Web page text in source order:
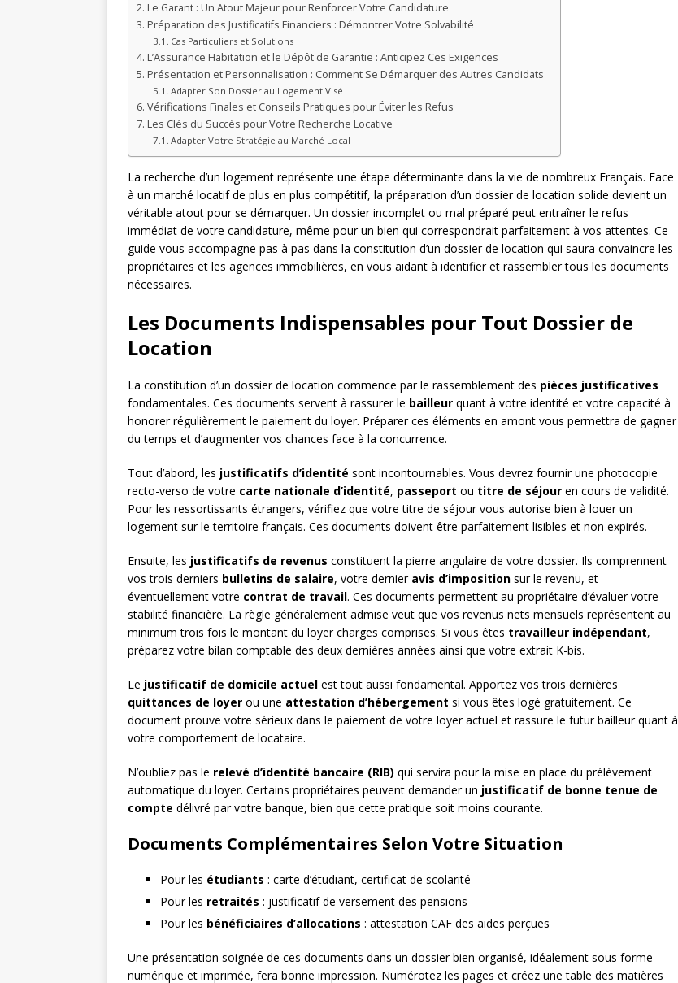
Le Garant : Un Atout Majeur pour Renforcer Votre Candidature
Préparation des Justificatifs Financiers : Démontrer Votre Solvabilité
Cas Particuliers et Solutions
L’Assurance Habitation et le Dépôt de Garantie : Anticipez Ces Exigences
Présentation et Personnalisation : Comment Se Démarquer des Autres Candidats
Adapter Son Dossier au Logement Visé
Vérifications Finales et Conseils Pratiques pour Éviter les Refus
Les Clés du Succès pour Votre Recherche Locative
Adapter Votre Stratégie au Marché Local
La recherche d’un logement représente une étape déterminante dans la vie de nombreux Français. Face
à un marché locatif de plus en plus compétitif, la préparation d’un dossier de location solide devient un
véritable atout pour se démarquer. Un dossier incomplet ou mal préparé peut entraîner le refus
immédiat de votre candidature, même pour un bien qui correspondrait parfaitement à vos attentes. Ce
guide vous accompagne pas à pas dans la constitution d’un dossier de location qui saura convaincre les
propriétaires et les agences immobilières, en vous aidant à identifier et rassembler tous les documents
nécessaires.
Les Documents Indispensables pour Tout Dossier de
Location
La constitution d’un dossier de location commence par le rassemblement des pièces justificatives
fondamentales. Ces documents servent à rassurer le bailleur quant à votre identité et votre capacité à
honorer régulièrement le paiement du loyer. Préparer ces éléments en amont vous permettra de gagner
du temps et d’augmenter vos chances face à la concurrence.
Tout d’abord, les justificatifs d’identité sont incontournables. Vous devrez fournir une photocopie
recto-verso de votre carte nationale d’identité, passeport ou titre de séjour en cours de validité.
Pour les ressortissants étrangers, vérifiez que votre titre de séjour vous autorise bien à louer un
logement sur le territoire français. Ces documents doivent être parfaitement lisibles et non expirés.
Ensuite, les justificatifs de revenus constituent la pierre angulaire de votre dossier. Ils comprennent
vos trois derniers bulletins de salaire, votre dernier avis d’imposition sur le revenu, et
éventuellement votre contrat de travail. Ces documents permettent au propriétaire d’évaluer votre
stabilité financière. La règle généralement admise veut que vos revenus nets mensuels représentent au
minimum trois fois le montant du loyer charges comprises. Si vous êtes travailleur indépendant,
préparez votre bilan comptable des deux dernières années ainsi que votre extrait K-bis.
Le justificatif de domicile actuel est tout aussi fondamental. Apportez vos trois dernières
quittances de loyer ou une attestation d’hébergement si vous êtes logé gratuitement. Ce
document prouve votre sérieux dans le paiement de votre loyer actuel et rassure le futur bailleur quant à
votre comportement de locataire.
N’oubliez pas le relevé d’identité bancaire (RIB) qui servira pour la mise en place du prélèvement
automatique du loyer. Certains propriétaires peuvent demander un justificatif de bonne tenue de
compte délivré par votre banque, bien que cette pratique soit moins courante.
Documents Complémentaires Selon Votre Situation
Pour les étudiants : carte d’étudiant, certificat de scolarité
Pour les retraités : justificatif de versement des pensions
Pour les bénéficiaires d’allocations : attestation CAF des aides perçues
Une présentation soignée de ces documents dans un dossier bien organisé, idéalement sous forme
numérique et imprimée, fera bonne impression. Numérotez les pages et créez une table des matières